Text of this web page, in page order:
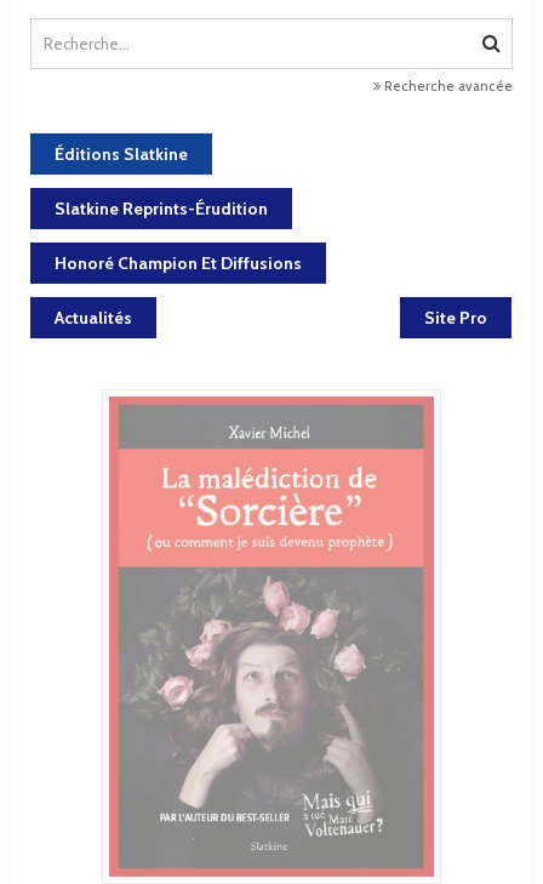
Recherche avancée
Éditions Slatkine
Slatkine Reprints-Érudition
Honoré Champion Et Diffusions
Actualités Site Pro